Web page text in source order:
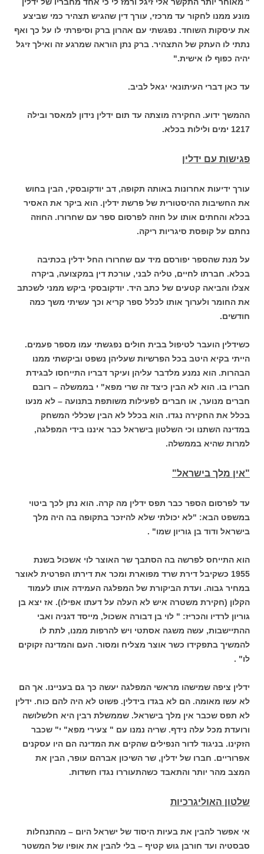
מונע ממנו לחקור עד מרכזי, עורך דין שהגיש תצהיר כמי שביצע
את עיסקות השוחד. נפגשתי עם אהרון ברק וסיפרתי לו על כך ואף
נתתי לו העתק של התצהיר. ברק נתן הוראה שמרגע זה ואילך זיגל
יהיה כפוף לו אישית."
עד כאן דברי העיתונאי יגאל לביב.
ההמשך ידוע. החקירה מוצתה עד תום ידלין נידון למאסר ובילה
1217 ימים ולילות בכלא.
פגישות עם ידלין
עורך ידיעות אחרונות באותה תקופה, דב יודקובסקי, הבין בחוש
את החשיבות ההיסטורית של פרשת ידלין. הוא ביקר את האסיר
בכלא והחתים אותו על חוזה לפרסום ספר עם שחרורו. החוזה
נחתם על קופסת סיגריות ריקה.
על מנת שהספר יפורסם מיד עם שחרורו החל ידלין בכתיבה
בכלא. חברתו לחיים, טליה לבני, עורכת דין במקצועה, ביקרה
אצלו והביאה קטעים של כתב היד. יודקובסקי ביקש ממני לשכתב
את החומר ולערוך אותו לכלל ספר קריא וכך עשיתי משך כמה
חודשים.
כשידלין הועבר לטיפול בבית חולים נפגשתי עמו מספר פעמים.
הייתי בקיא היטב בכל הפרשיות שעליהן נשפט וביקשתי ממנו
הבהרות. הוא נמנע מלדבר עליהן ועיקר דבריו התייחסו לבגידת
חבריו בו. הוא לא הבין כיצד זה שרי מפא" י בממשלה – רובם
חברים מנוער, או חברים לפעילות משותפת בתנועה – לא מנעו
בכלל את החקירה נגדו. הוא בכלל לא הבין שכללי המשחק
במדינה השתנו וכי השלטון בישראל כבר איננו בידי המפלגה,
למרות שהיא בממשלה.
"אין מלך בישראל"
עד לפרסום הספר כבר תפס ידלין מה קרה. הוא נתן לכך ביטוי
במשפט הבא: "לא יכולתי שלא להיזכר בתקופה בה היה מלך
בישראל ודוד בן גוריון שמו" .
הוא התייחס לפרשה בה הסתבך שר האוצר לוי אשכול בשנת
1955 כשקיבל דירת שרד מפוארת ומכר את דירתו הפרטית לאוצר
במחיר גבוה. ועדת הביקורת של המפלגה העמידה אותו לעמוד
הקלון (חקירת משטרה איש לא העלה על דעתו אפילו). אז יצא בן
גוריון לרדיו והכריז: " לוי בן דבורה אשכול, מייסד דגניה ואבי
ההתיישבות, עשה משגה אסתטי ויש להרפות ממנו, לתת לו
להמשיך בתפקידו כשר אוצר מצליח ומסור. העם והמדינה זקוקים
לו" .
ידלין ציפה שמישהו מראשי המפלגה יעשה כך גם בעניינו. אך הם
לא עשו מאומה. הם לא בגדו בידלין. פשוט לא היה להם כוח. ידלין
לא תפס שכבר אין מלך בישראל. שממשלת רבין היא חלשלושה
ורועדת מכל עלה נידף. שריה נמנו עם " צעירי מפא" י" שכבר
הזקינו. בניגוד לדור הנפילים שהקים את המדינה הם היו עסקנים
אפרוריים. חברו של ידלין, שר השיכון אברהם עופר, הבין את
המצב מהר יותר והתאבד כשהתעוררו נגדו חשדות.
שלטון האוליגרכיות
אי אפשר להבין את בעיות היסוד של ישראל היום – מהתנחלות
סבסטיה ועד חורבן גוש קטיף – בלי להבין את אופיו של המשטר